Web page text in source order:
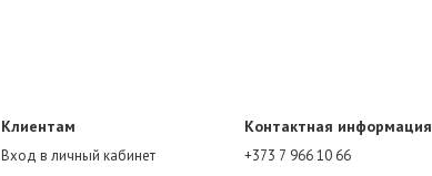
Клиентам
Вход в личный кабинет
Контактная информация
+373 7 966 10 66